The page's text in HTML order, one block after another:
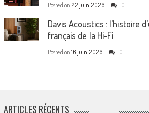
Posted on 22 juin 2026 0
Davis Acoustics : l’histoire
français de la Hi-Fi
Posted on 16 juin 2026 0
ARTICLES RÉCENTS